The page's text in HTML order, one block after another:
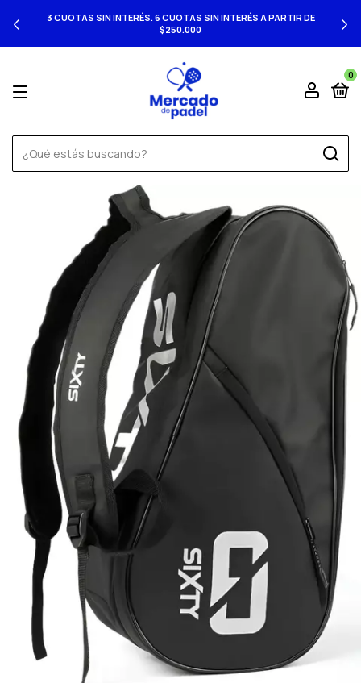
3 CUOTAS SIN INTERÉS. 6 CUOTAS SIN INTERÉS A PARTIR DE
$250.000
0